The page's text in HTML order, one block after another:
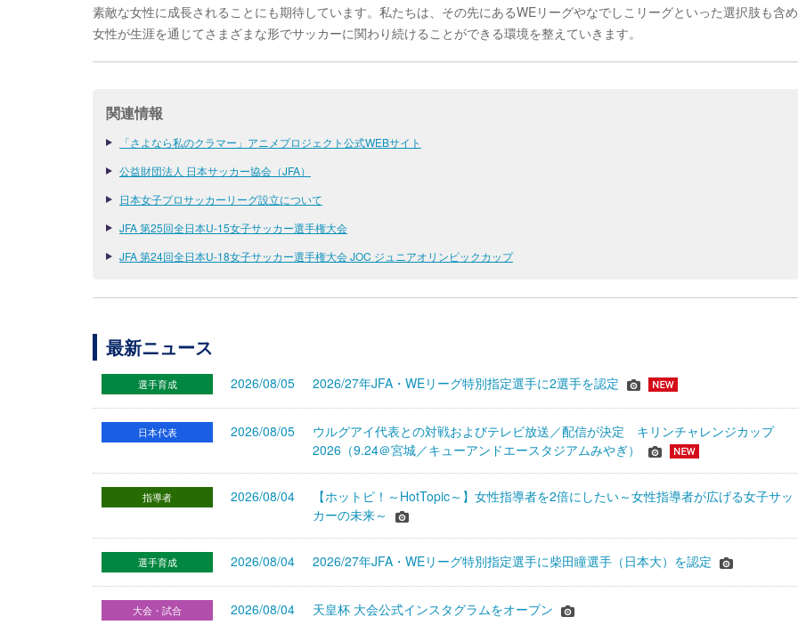
素敵な女性に成長されることにも期待しています。私たちは、その先にあるWEリーグやなでしこリーグといった選択肢も含め
女性が生涯を通じてさまざまな形でサッカーに関わり続けることができる環境を整えていきます。
関連情報
「さよなら私のクラマー」アニメプロジェクト公式WEBサイト
公益財団法人 日本サッカー協会（JFA）
日本女子プロサッカーリーグ設立について
JFA 第25回全日本U-15女子サッカー選手権大会
JFA 第24回全日本U-18女子サッカー選手権大会 JOC ジュニアオリンピックカップ
最新ニュース
選手育成 2026/08/05 2026/27年JFA・WEリーグ特別指定選手に2選手を認定
日本代表 2026/08/05
ウルグアイ代表との対戦およびテレビ放送／配信が決定 キリンチャレンジカップ
2026（9.24＠宮城／キューアンドエースタジアムみやぎ）
指導者 2026/08/04
【ホットピ！～HotTopic～】女性指導者を2倍にしたい～女性指導者が広げる女子サッ
カーの未来～
選手育成 2026/08/04 2026/27年JFA・WEリーグ特別指定選手に柴田瞳選手（日本大）を認定
大会・試合 2026/08/04 天皇杯 大会公式インスタグラムをオープン